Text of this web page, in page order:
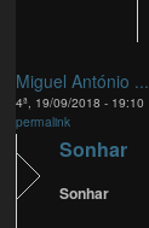
Miguel António ...
4ª, 19/09/2018 - 19:10
permalink
Sonhar
Sonhar